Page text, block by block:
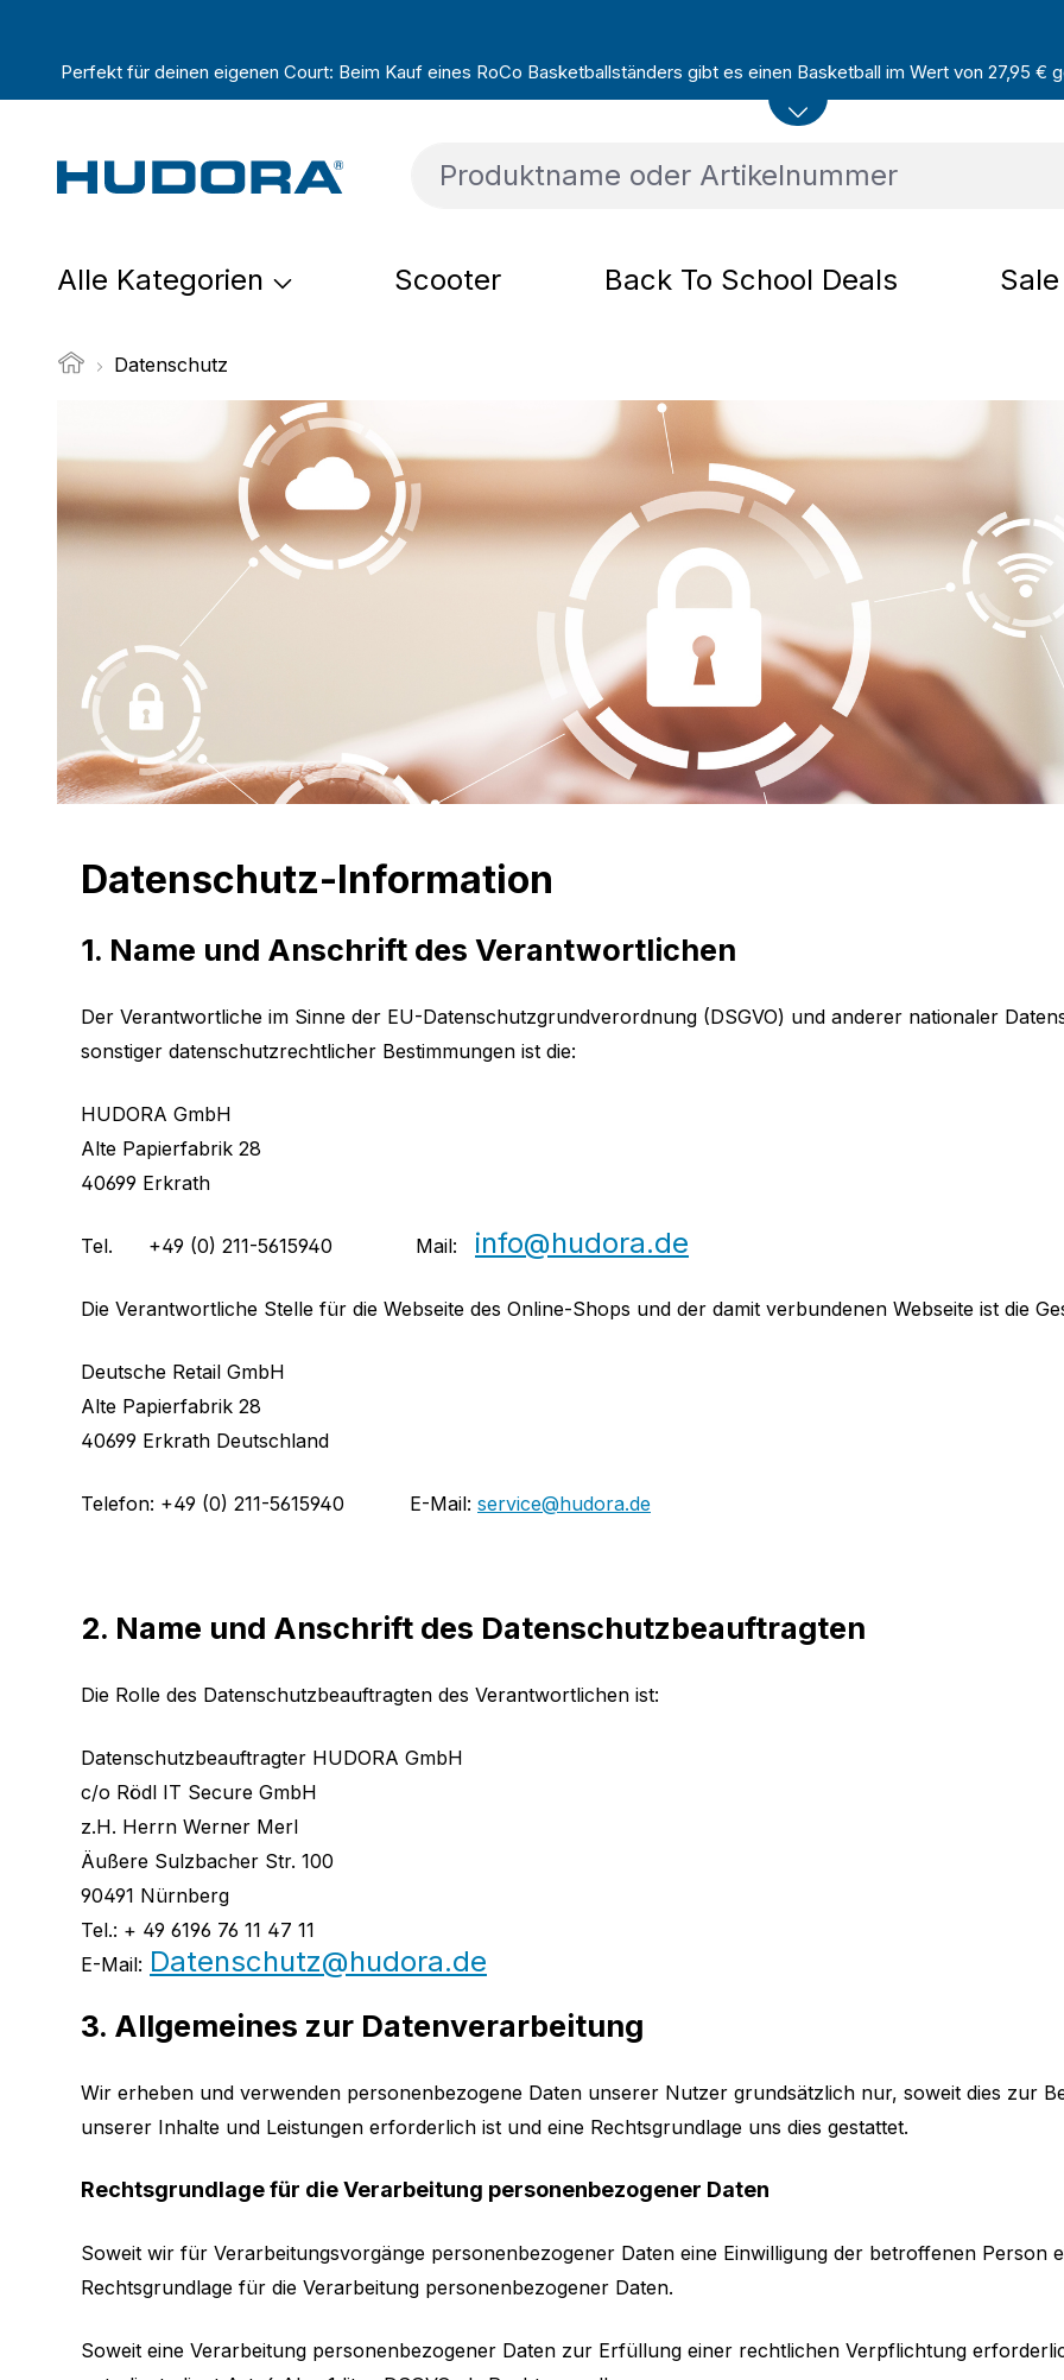
Perfekt für deinen eigenen Court: Beim Kauf eines RoCo Basketballständers gibt es einen Basketball im Wert von 27,95 €
Alle Kategorien Scooter Back To School Deals Sale
Datenschutz
Datenschutz-Information
1. Name und Anschrift des Verantwortlichen
Der Verantwortliche im Sinne der EU-Datenschutzgrundverordnung (DSGVO) und anderer nationaler
sonstiger datenschutzrechtlicher Bestimmungen ist die:
HUDORA GmbH
Alte Papierfabrik 28
40699 Erkrath
Tel. +49 (0) 211-5615940 Mail: info@hudora.de
Die Verantwortliche Stelle für die Webseite des Online-Shops und der damit verbundenen Webseite ist die
Deutsche Retail GmbH
Alte Papierfabrik 28
40699 Erkrath Deutschland
Telefon: +49 (0) 211-5615940 E-Mail: service@hudora.de
2. Name und Anschrift des Datenschutzbeauftragten
Die Rolle des Datenschutzbeauftragten des Verantwortlichen ist:
Datenschutzbeauftragter HUDORA GmbH
c/o Rödl IT Secure GmbH
z.H. Herrn Werner Merl
Äußere Sulzbacher Str. 100
90491 Nürnberg
Tel.: + 49 6196 76 11 47 11
E-Mail: Datenschutz@hudora.de
3. Allgemeines zur Datenverarbeitung
Wir erheben und verwenden personenbezogene Daten unserer Nutzer grundsätzlich nur, soweit dies zur
unserer Inhalte und Leistungen erforderlich ist und eine Rechtsgrundlage uns dies gestattet.
Rechtsgrundlage für die Verarbeitung personenbezogener Daten
Soweit wir für Verarbeitungsvorgänge personenbezogener Daten eine Einwilligung der betroffenen Person
Rechtsgrundlage für die Verarbeitung personenbezogener Daten.
Soweit eine Verarbeitung personenbezogener Daten zur Erfüllung einer rechtlichen Verpflichtung